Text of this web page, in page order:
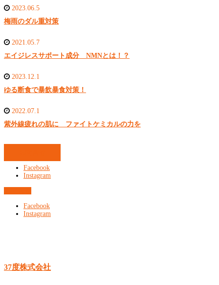
2023.06.5
梅雨のダル重対策
2021.05.7
エイジレスサポート成分 NMNとは！？
2023.12.1
ゆる断食で暴飲暴食対策！
2022.07.1
紫外線疲れの肌に ファイトケミカルの力を
Facebook
Instagram
Facebook
Instagram
37度株式会社